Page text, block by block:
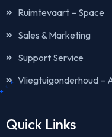
Ruimtevaart – Space
Sales & Marketing
Support Service
Vliegtuigonderhoud –
Quick Links